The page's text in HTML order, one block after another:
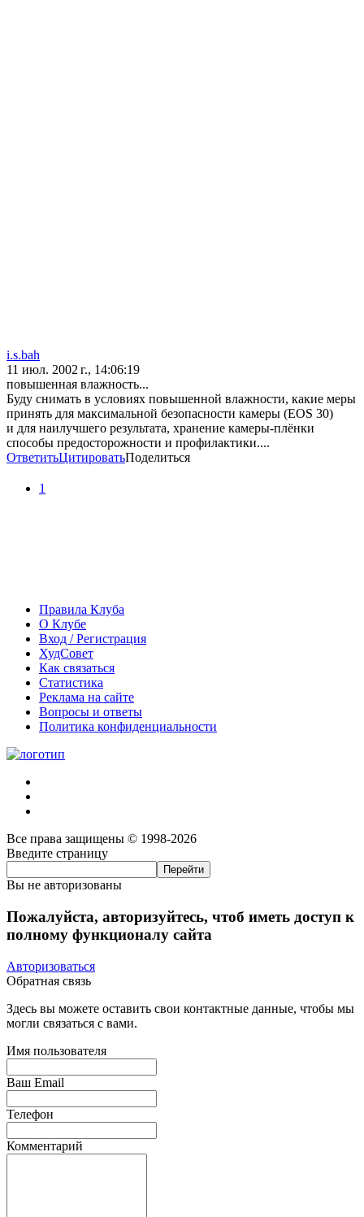
i.s.bah
11 июл. 2002 г., 14:06:19
повышенная влажность...
Буду снимать в условиях повышенной влажности, какие меры
принять для максимальной безопасности камеры (EOS 30)
и для наилучшего результата, хранение камеры-плёнки
способы предосторожности и профилактики....
ОтветитьЦитироватьПоделиться
1
Правила Клуба
О Клубе
Вход / Регистрация
ХудСовет
Как связаться
Статистика
Реклама на сайте
Вопросы и ответы
Политика конфиденциальности
Все права защищены © 1998-2026
Введите страницу
Вы не авторизованы
Пожалуйста, авторизуйтесь, чтоб иметь доступ к
полному функционалу сайта
Авторизоваться
Обратная связь
Здесь вы можете оставить свои контактные данные, чтобы мы
могли связаться с вами.
Имя пользователя
Ваш Email
Телефон
Комментарий